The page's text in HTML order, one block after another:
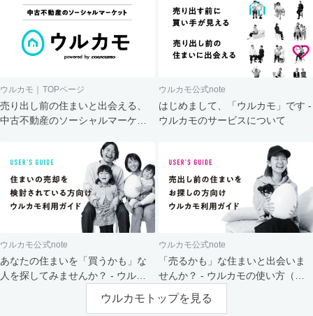
ウルカモ｜TOPページ
売り出し前の住まいと出会える、
中古不動産のソーシャルマーケッ
ウルカモ公式note
はじめまして、「ウルカモ」です -
ウルカモのサービスについて
ウルカモ公式note
あなたの住まいを「買うかも」な
人を探してみませんか？ - ウルカ
ウルカモ公式note
「売るかも」な住まいと出会いま
せんか？ - ウルカモの使い方（買
主さま向け）
ウルカモトップを見る